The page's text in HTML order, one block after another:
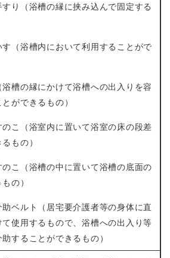
すり（浴槽の縁に挟み込んで固定する
す（浴槽内において利用することがで
浴槽の縁にかけて浴槽への出入りを容
ができるもの）
のこ（浴室内に置いて浴室の床の段差
もの）
のこ（浴槽の中に置いて浴槽の底面の
の）
助ベルト（居宅要介護者等の身体に直
て使用するもので、浴槽への出入り等
することができるもの）